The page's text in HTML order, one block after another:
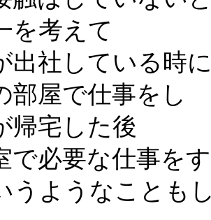
を考えて
出社している時
部屋で仕事をし
帰宅した後
で必要な仕事を
うようなことも